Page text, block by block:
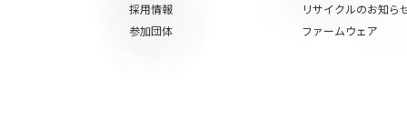
採用情報
参加団体
リサイクルのお知ら
ファームウェア